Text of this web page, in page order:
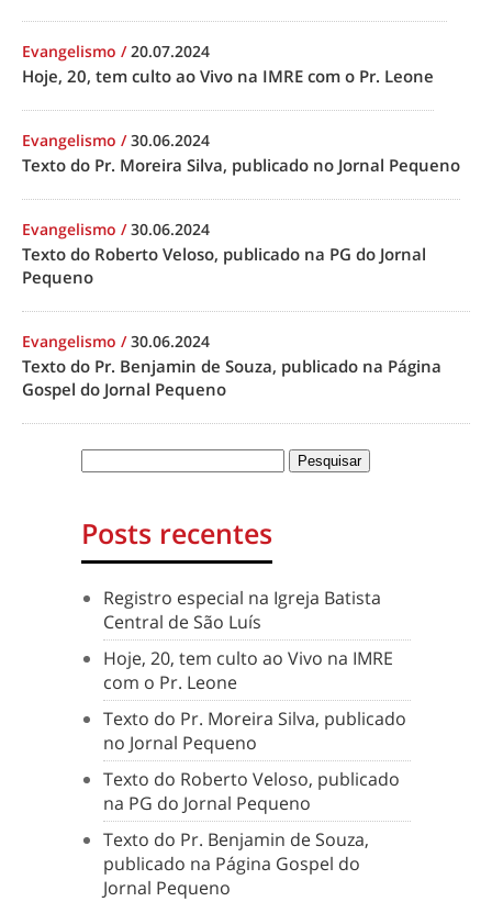
Evangelismo /20.07.2024
Hoje, 20, tem culto ao Vivo na IMRE com o Pr. Leone
Evangelismo /30.06.2024
Texto do Pr. Moreira Silva, publicado no Jornal Pequeno
Evangelismo /30.06.2024
Texto do Roberto Veloso, publicado na PG do Jornal
Pequeno
Evangelismo /30.06.2024
Texto do Pr. Benjamin de Souza, publicado na Página
Gospel do Jornal Pequeno
Posts recentes
Registro especial na Igreja Batista
Central de São Luís
Hoje, 20, tem culto ao Vivo na IMRE
com o Pr. Leone
Texto do Pr. Moreira Silva, publicado
no Jornal Pequeno
Texto do Roberto Veloso, publicado
na PG do Jornal Pequeno
Texto do Pr. Benjamin de Souza,
publicado na Página Gospel do
Jornal Pequeno